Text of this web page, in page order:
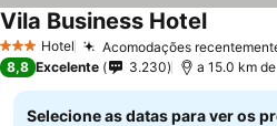
3 EstrelasHotel Acomodações
Vila Business Hotel
8,8 Excelente 3.230 a 15.0 km
Selecione as datas para ver os